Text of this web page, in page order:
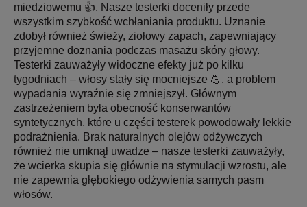
miedziowemu 👍. Nasze testerki doceniły przede
wszystkim szybkość wchłaniania produktu. Uznanie
zdobył również świeży, ziołowy zapach, zapewniający
przyjemne doznania podczas masażu skóry głowy.
Testerki zauważyły widoczne efekty już po kilku
tygodniach – włosy stały się mocniejsze 💪, a problem
wypadania wyraźnie się zmniejszył. Głównym
zastrzeżeniem była obecność konserwantów
syntetycznych, które u części testerek powodowały lekkie
podrażnienia. Brak naturalnych olejów odżywczych
również nie umknął uwadze – nasze testerki zauważyły,
że wcierka skupia się głównie na stymulacji wzrostu, ale
nie zapewnia głębokiego odżywienia samych pasm
włosów.